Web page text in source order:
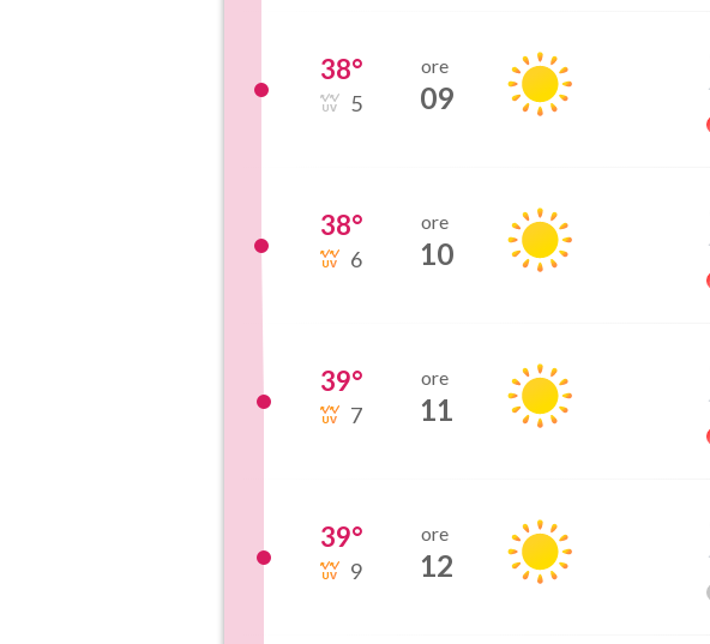
38°
5
ore
09
38°
6
ore
10
39°
7
ore
11
39°
9
ore
12